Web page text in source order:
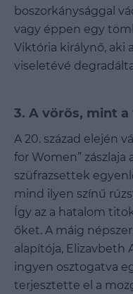
boszorkánysággal
vagy éppen egy
Viktória királynő, aki
viseletévé
3. A vörös, mint
A 20. század elején
for Women”
szüfrazsettek
mind ilyen színű
Így az a hatalom
őket. A máig
alapítója, Elizavbeth
ingyen osztogatva
terjesztette el a